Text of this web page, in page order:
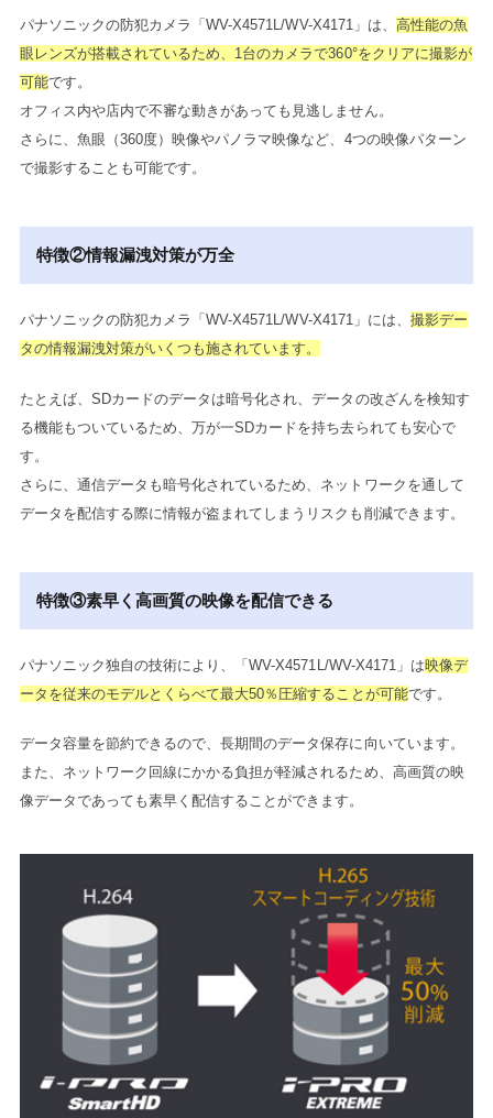
パナソニックの防犯カメラ「WV-X4571L/WV-X4171」は、 高性能の魚
眼レンズが搭載されているため、1台のカメラで360°をクリアに撮影が
可能です。
オフィス内や店内で不審な動きがあっても見逃しません。
さらに、魚眼（360度）映像やパノラマ映像など、4つの映像パターン
で撮影することも可能です。
特徴②情報漏洩対策が万全
パナソニックの防犯カメラ「WV-X4571L/WV-X4171」には、 撮影デー
タの情報漏洩対策がいくつも施されています。
たとえば、SDカードのデータは暗号化され、データの改ざんを検知す
る機能もついているため、万が一SDカードを持ち去られても安心で
す。
さらに、通信データも暗号化されているため、ネットワークを通して
データを配信する際に情報が盗まれてしまうリスクも削減できます。
特徴③素早く高画質の映像を配信できる
パナソニック独自の技術により、「WV-X4571L/WV-X4171」は映像デ
ータを従来のモデルとくらべて最大50％圧縮することが可能です。
データ容量を節約できるので、長期間のデータ保存に向いています。
また、ネットワーク回線にかかる負担が軽減されるため、高画質の映
像データであっても素早く配信することができます。